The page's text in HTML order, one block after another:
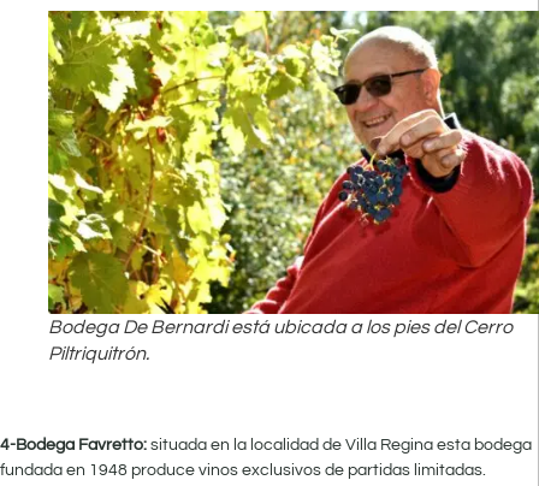
Bodega De Bernardi está ubicada a los pies del Cerro
Piltriquitrón.
4-Bodega Favretto: situada en la localidad de Villa Regina esta bodega
fundada en 1948 produce vinos exclusivos de partidas limitadas.